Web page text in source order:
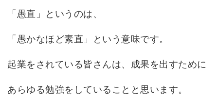
「愚直」というのは、
「愚かなほど素直」という意味です。
起業をされている皆さんは、成果を出すために
あらゆる勉強をしていることと思います。